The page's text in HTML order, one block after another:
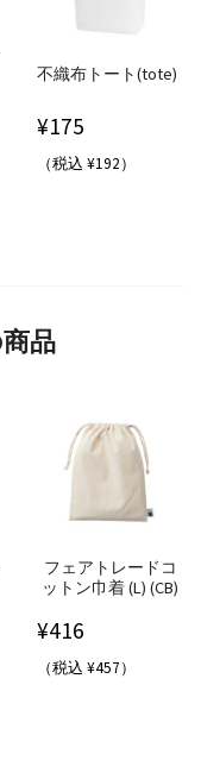
不織布トート(tote)
¥175
（税込 ¥192）
品
フェアトレードコ
ットン巾着 (L) (CB)
¥416
（税込 ¥457）